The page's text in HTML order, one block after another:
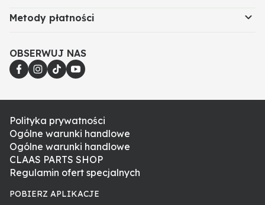
Metody płatności
OBSERWUJ NAS
Polityka prywatności
Ogólne warunki handlowe
Ogólne warunki handlowe
CLAAS PARTS SHOP
Regulamin ofert specjalnych
POBIERZ APLIKACJE